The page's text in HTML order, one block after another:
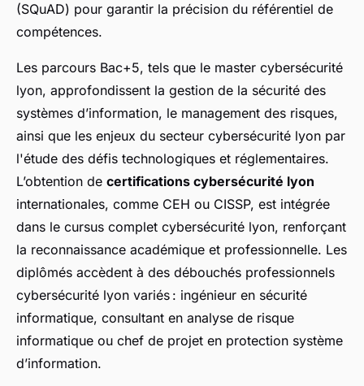
(SQuAD) pour garantir la précision du référentiel de
compétences.
Les parcours Bac+5, tels que le master cybersécurité
lyon, approfondissent la gestion de la sécurité des
systèmes d’information, le management des risques,
ainsi que les enjeux du secteur cybersécurité lyon par
l'étude des défis technologiques et réglementaires.
L’obtention de certifications cybersécurité lyon
internationales, comme CEH ou CISSP, est intégrée
dans le cursus complet cybersécurité lyon, renforçant
la reconnaissance académique et professionnelle. Les
diplômés accèdent à des débouchés professionnels
cybersécurité lyon variés : ingénieur en sécurité
informatique, consultant en analyse de risque
informatique ou chef de projet en protection système
d’information.